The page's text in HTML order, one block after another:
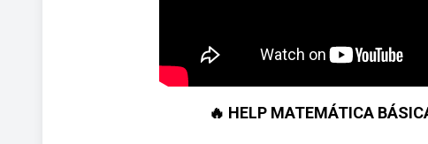
🔥 HELP MATEMÁTICA